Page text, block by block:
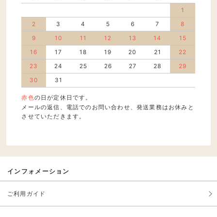
1
2
3 4 5 6 7
8
9
10 11 12 13 14
15
16
17 18 19 20 21
22
23
24 25 26 27 28
29
30
31
赤色の日が定休日です。
メールの返信、電話でのお問い合わせ、発送業務はお休みと
させていただきます。
インフォメーション
ご利用ガイド